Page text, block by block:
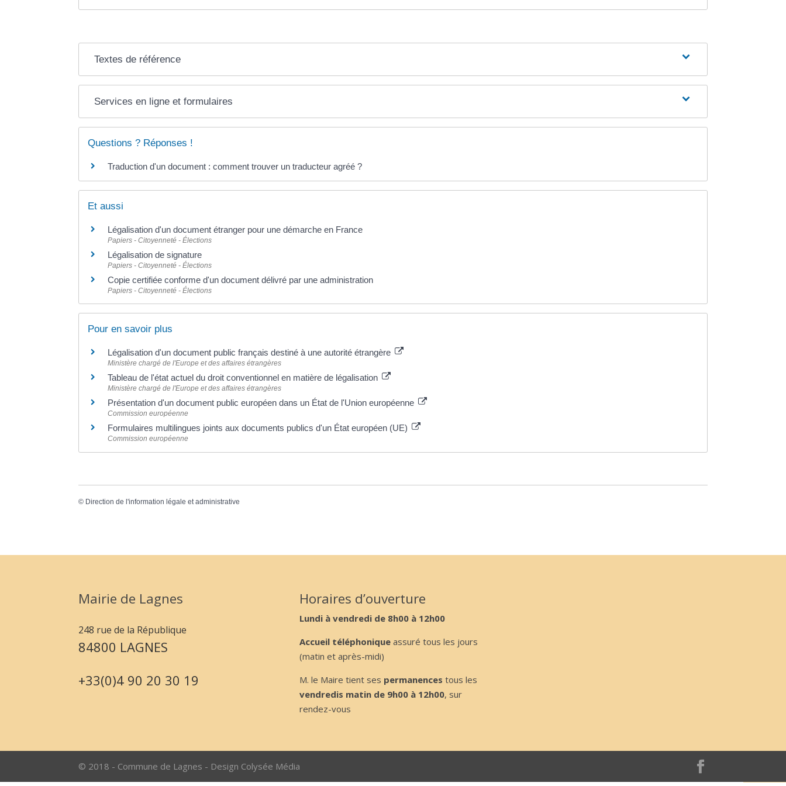
Textes de référence
Services en ligne et formulaires
Questions ? Réponses !
Traduction d'un document : comment trouver un traducteur agréé ?
Et aussi
Légalisation d'un document étranger pour une démarche en France
Papiers - Citoyenneté - Élections
Légalisation de signature
Papiers - Citoyenneté - Élections
Copie certifiée conforme d'un document délivré par une administration
Papiers - Citoyenneté - Élections
Pour en savoir plus
Légalisation d'un document public français destiné à une autorité étrangère
Ministère chargé de l'Europe et des affaires étrangères
Tableau de l'état actuel du droit conventionnel en matière de légalisation
Ministère chargé de l'Europe et des affaires étrangères
Présentation d'un document public européen dans un État de l'Union européenne
Commission européenne
Formulaires multilingues joints aux documents publics d'un État européen (UE)
Commission européenne
© Direction de l'information légale et administrative
Mairie de Lagnes
248 rue de la République
84800 LAGNES
+33(0)4 90 20 30 19
Horaires d’ouverture
Lundi à vendredi de 8h00 à 12h00
Accueil téléphonique assuré tous les jours
(matin et après-midi)
M. le Maire tient ses permanences tous les
vendredis matin de 9h00 à 12h00, sur
rendez-vous
© 2018 - Commune de Lagnes - Design Colysée Média